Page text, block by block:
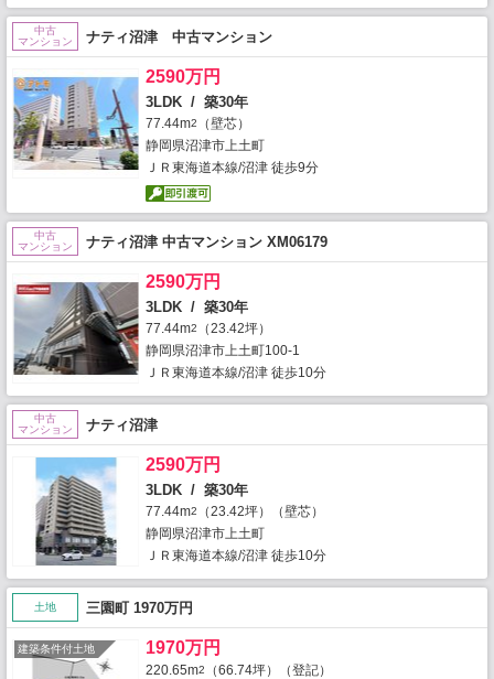
中古
マンション
ナティ沼津 中古マンション
2590万円
3LDK / 築30年
77.44m2
（壁芯）
静岡県沼津市上土町
ＪＲ東海道本線/沼津 徒歩9分
中古
マンション
ナティ沼津 中古マンション XM06179
2590万円
3LDK / 築30年
77.44m2
（23.42坪）
静岡県沼津市上土町100-1
ＪＲ東海道本線/沼津 徒歩10分
中古
マンション
ナティ沼津
2590万円
3LDK / 築30年
77.44m2
（23.42坪）（壁芯）
静岡県沼津市上土町
ＪＲ東海道本線/沼津 徒歩10分
土地 三園町 1970万円
建築条件付土地 1970万円
220.65m2
（66.74坪）（登記）